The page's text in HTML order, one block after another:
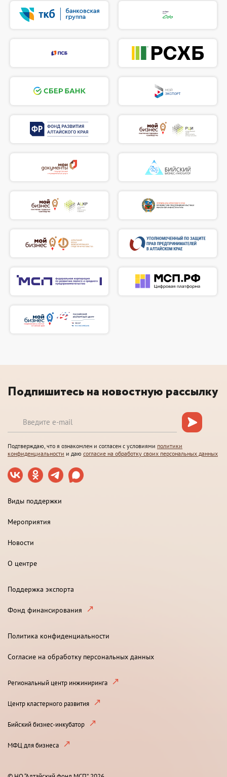
Подпишитесь на новостную рассылку
Подтверждаю, что я ознакомлен и согласен с условиями политики
конфиденциальности и даю согласие на обработку своих персональных данных
Виды поддержки
Мероприятия
Новости
О центре
Поддержка экспорта
Фонд финансирования
Политика конфиденциальности
Согласие на обработку персональных данных
Региональный центр инжиниринга
Центр кластерного развития
Бийский бизнес-инкубатор
МФЦ для бизнеса